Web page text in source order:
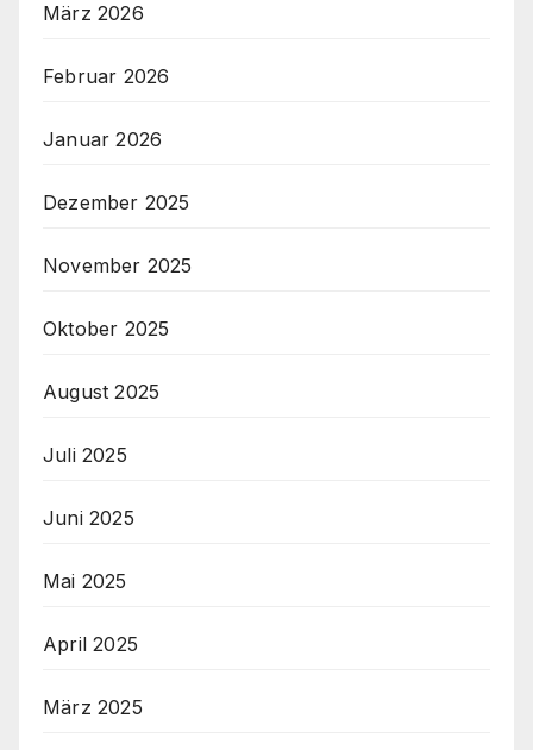
März 2026
Februar 2026
Januar 2026
Dezember 2025
November 2025
Oktober 2025
August 2025
Juli 2025
Juni 2025
Mai 2025
April 2025
März 2025